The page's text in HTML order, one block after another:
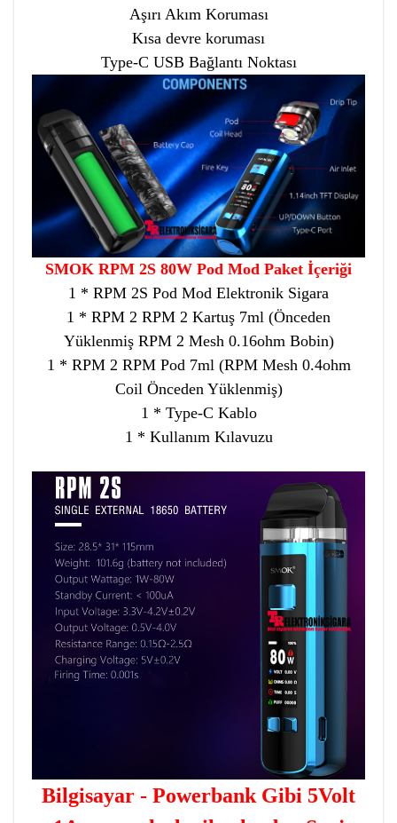
Aşırı Akım Koruması
Kısa devre koruması
Type-C USB Bağlantı Noktası
SMOK RPM 2S 80W Pod Mod Paket İçeriği
1 * RPM 2S Pod Mod Elektronik Sigara
1 * RPM 2 RPM 2 Kartuş 7ml (Önceden
Yüklenmiş RPM 2 Mesh 0.16ohm Bobin)
1 * RPM 2 RPM Pod 7ml (RPM Mesh 0.4ohm
Coil Önceden Yüklenmiş)
1 * Type-C Kablo
1 * Kullanım Kılavuzu
Bilgisayar - Powerbank Gibi 5Volt